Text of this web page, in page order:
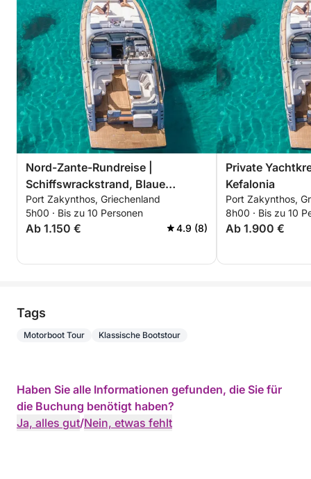
Nord-Zante-Rundreise |
Schiffswrackstrand, Blaue
Höhlen, Xygia
Port Zakynthos, Griechenland
5h00 · Bis zu 10 Personen
Ab 1.150 € 4.9 (8)
Private
Kefalonia
Port Zakynthos,
8h00 · Bis zu 10
Ab 1.900 €
Tags
Motorboot Tour Klassische Bootstour
Haben Sie alle Informationen gefunden, die Sie für
die Buchung benötigt haben?
Ja, alles gut/Nein, etwas fehlt